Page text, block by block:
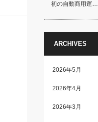
初の自動商用運…
ARCHIVES
2026年5月
2026年4月
2026年3月